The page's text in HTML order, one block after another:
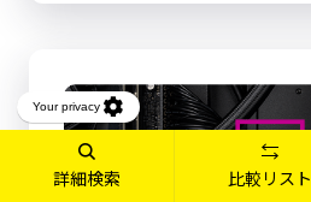
詳細検索 比較リスト